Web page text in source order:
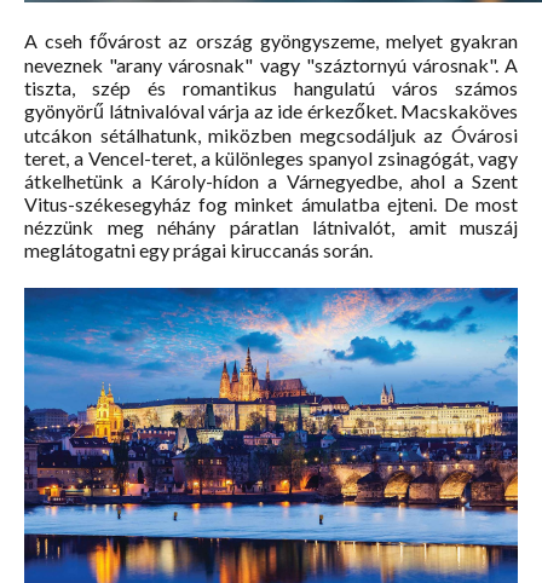
A cseh fővárost az ország gyöngyszeme, melyet gyakran
neveznek "arany városnak" vagy "száztornyú városnak". A
tiszta, szép és romantikus hangulatú város számos
gyönyörű látnivalóval várja az ide érkezőket. Macskaköves
utcákon sétálhatunk, miközben megcsodáljuk az Óvárosi
teret, a Vencel-teret, a különleges spanyol zsinagógát, vagy
átkelhetünk a Károly-hídon a Várnegyedbe, ahol a Szent
Vitus-székesegyház fog minket ámulatba ejteni. De most
nézzünk meg néhány páratlan látnivalót, amit muszáj
meglátogatni egy prágai kiruccanás során.